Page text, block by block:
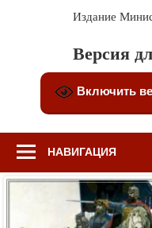
Издание
Версия
Включить
НАВИГАЦИЯ